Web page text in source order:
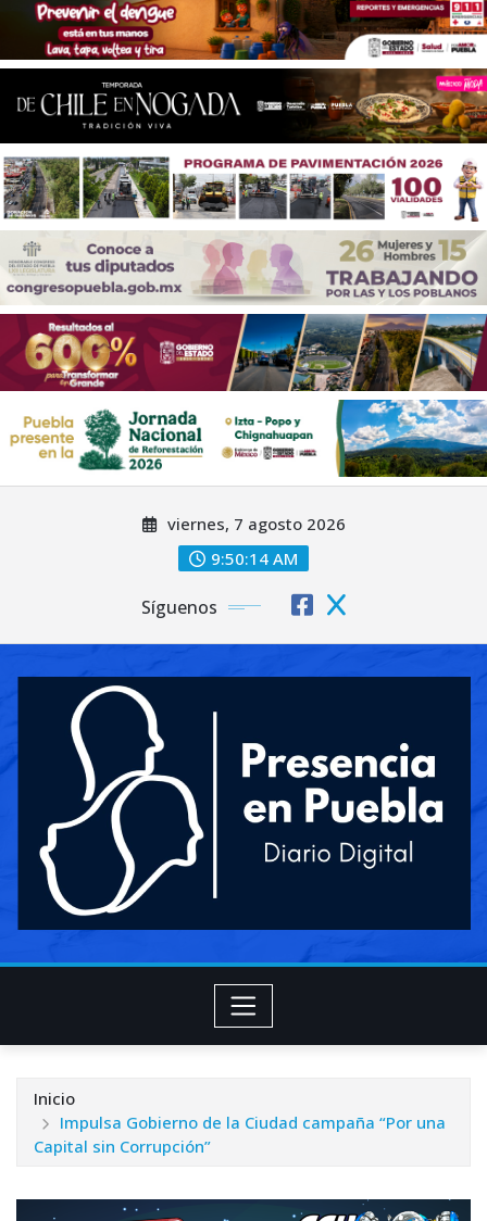
viernes, 7 agosto 2026
9:50:16 AM
Síguenos
Inicio
Impulsa Gobierno de la Ciudad campaña “Por una
Capital sin Corrupción”